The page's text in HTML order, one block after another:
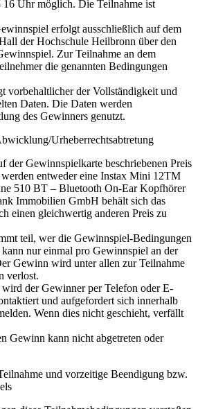
16 Uhr möglich. Die Teilnahme ist
erfolgt ausschließlich auf dem
der Hochschule Heilbronn über den
Zur Teilnahme an dem
die genannten Bedingungen
vorbehaltlicher der Vollständigkeit und
Daten. Die Daten werden
des Gewinners genutzt.
Urheberrechtsabtretung
der Gewinnspielkarte beschriebenen Preis
entweder eine Instax Mini 12TM
510 BT – Bluetooth On-Ear Kopfhörer
Immobilien GmbH behält sich das
einen gleichwertig anderen Preis zu
teil, wer die Gewinnspiel-Bedingungen
nur einmal pro Gewinnspiel an der
Gewinn wird unter allen zur Teilnahme
verlost.
der Gewinner per Telefon oder E-
und aufgefordert sich innerhalb
Wenn dies nicht geschieht, verfällt
Gewinn kann nicht abgetreten oder
und vorzeitige Beendigung bzw.